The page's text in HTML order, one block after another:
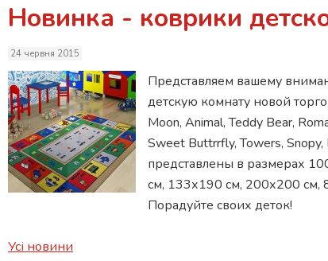
Новинка - коврики
24 червня 2015
Представляем вашему
детскую комнату новой
Moon, Animal, Teddy Bear,
Sweet Buttrrfly, Towers,
представлены в размерах
см, 133х190 см, 200х200 см,
Порадуйте своих деток!
Усі новини